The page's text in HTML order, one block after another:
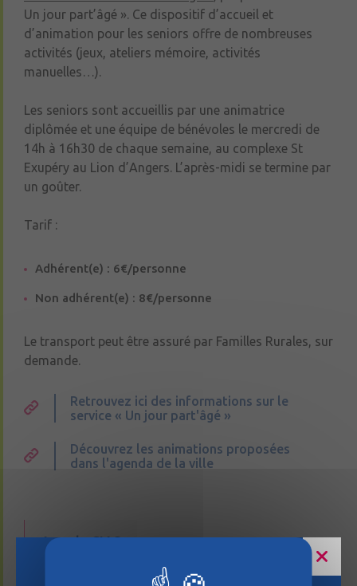
Un jour part’âgé ». Ce dispositif d’accueil et
d’animation pour les seniors offre de nombreuses
activités (jeux, ateliers mémoire, activités
manuelles…).
Les seniors sont accueillis par une animatrice
diplômée et une équipe de bénévoles le mercredi de
14h à 16h30 de chaque semaine, au complexe St
Exupéry au Lion d’Angers. L’après-midi se termine par
un goûter.
Tarif :
Adhérent(e) : 6€/personne
Non adhérent(e) : 8€/personne
Le transport peut être assuré par Familles Rurales, sur
demande.
Retrouvez ici des informations sur le
service « Un jour part'âgé »
Découvrez les animations proposées
dans l'agenda de la ville
Avec le CIAS